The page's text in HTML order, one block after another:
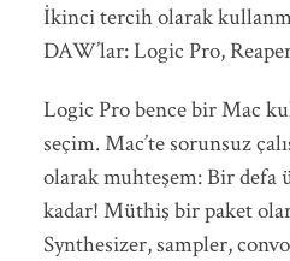
İkinci tercih olarak
DAW’lar: Logic Pro,
Logic Pro bence bir Mac
seçim. Mac’te sorunsuz
olarak muhteşem: Bir defa
kadar! Müthiş bir paket
Synthesizer, sampler,